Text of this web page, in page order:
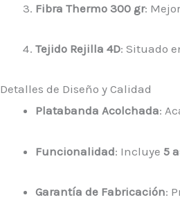
Fibra Thermo 300 gr:
Tejido Rejilla 4D: Situado
Detalles de Diseño y Calidad
Platabanda Acolchada:
Funcionalidad: Incluye 5
Garantía de Fabricación: